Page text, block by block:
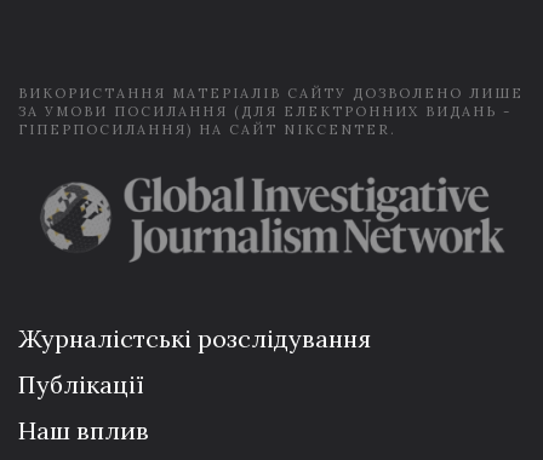
ВИКОРИСТАННЯ МАТЕРІАЛІВ САЙТУ ДОЗВОЛЕНО ЛИШЕ
ЗА УМОВИ ПОСИЛАННЯ (ДЛЯ ЕЛЕКТРОННИХ ВИДАНЬ -
ГІПЕРПОСИЛАННЯ) НА САЙТ NIKCENTER.
Журналістські розслідування
Публікації
Наш вплив